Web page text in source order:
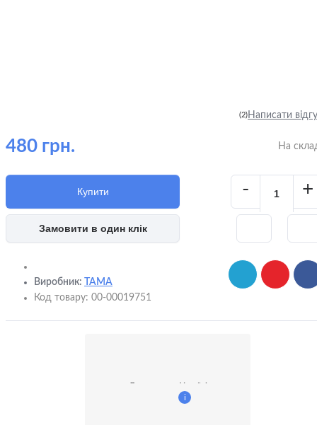
(2)Написати
480 грн. На
Купити - +
Замовити в один клік
Виробник:
TAMA
Код товару: 00-00019751
Доставка по Україні
i